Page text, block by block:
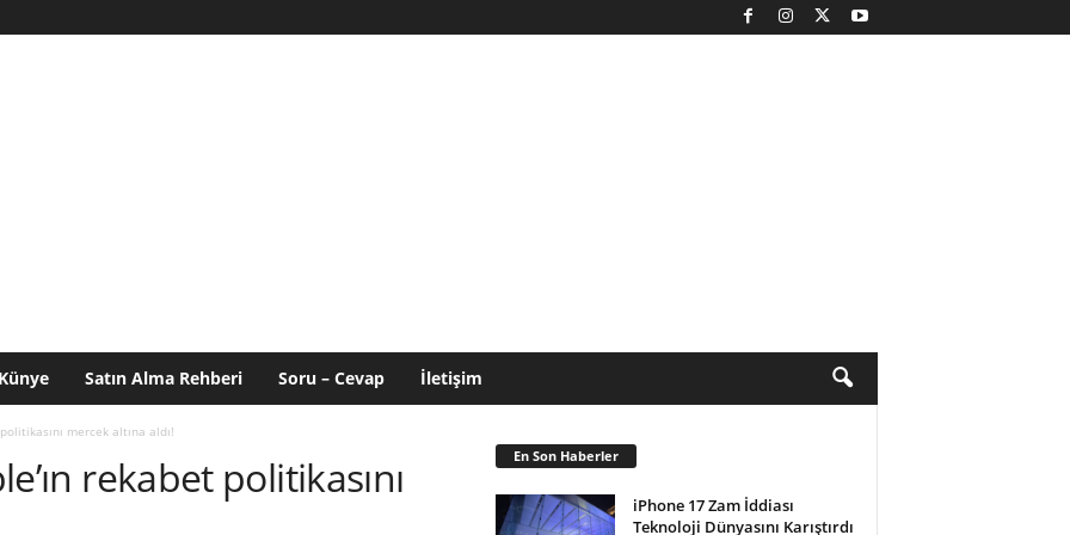
Künye Satın Alma Rehberi Soru – Cevap İletişim
mercek altına aldı!
rekabet politikasını
En Son Haberler
iPhone 17 Zam İddiası
Teknoloji Dünyasını Karıştırdı